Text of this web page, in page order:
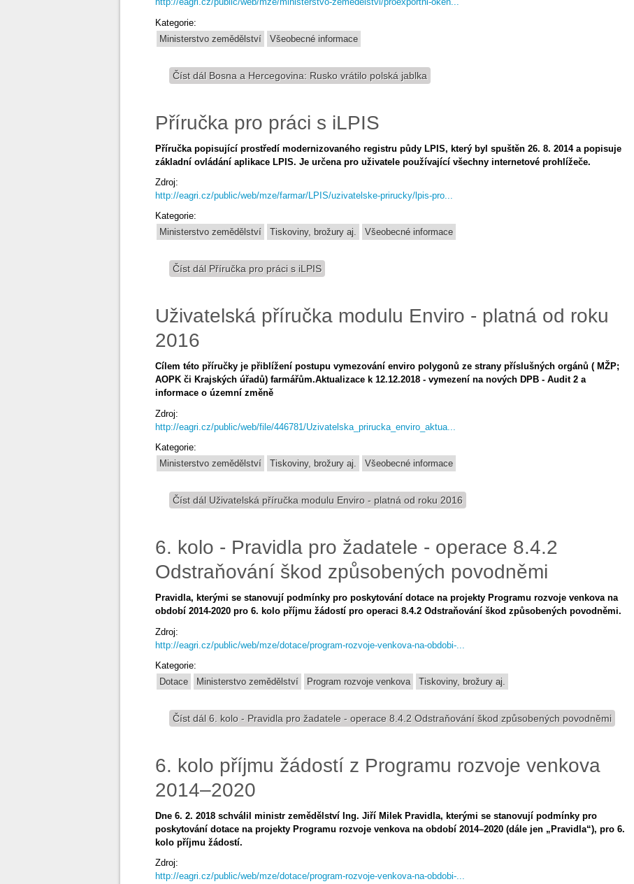
Kategorie:
Ministerstvo zemědělství
Všeobecné informace
Číst dál Bosna a Hercegovina: Rusko vrátilo polská jablka
Příručka pro práci s iLPIS
Příručka popisující prostředí modernizovaného registru půdy LPIS, který byl spuštěn 26. 8. 2014 a popisuje
základní ovládání aplikace LPIS. Je určena pro uživatele používající všechny internetové prohlížeče.
Zdroj:
http://eagri.cz/public/web/mze/farmar/LPIS/uzivatelske-prirucky/lpis-pro...
Kategorie:
Ministerstvo zemědělství
Tiskoviny, brožury aj. Všeobecné informace
Číst dál Příručka pro práci s iLPIS
Uživatelská příručka modulu Enviro - platná od roku
2016
Cílem této příručky je přiblížení postupu vymezování enviro polygonů ze strany příslušných orgánů ( MŽP;
AOPK či Krajských úřadů) farmářům.Aktualizace k 12.12.2018 - vymezení na nových DPB - Audit 2 a
informace o územní změně
Zdroj:
http://eagri.cz/public/web/file/446781/Uzivatelska_prirucka_enviro_aktua...
Kategorie:
Ministerstvo zemědělství
Tiskoviny, brožury aj. Všeobecné informace
Číst dál Uživatelská příručka modulu Enviro - platná od roku 2016
6. kolo - Pravidla pro žadatele - operace 8.4.2
Odstraňování škod způsobených povodněmi
Pravidla, kterými se stanovují podmínky pro poskytování dotace na projekty Programu rozvoje venkova na
období 2014-2020 pro 6. kolo příjmu žádostí pro operaci 8.4.2 Odstraňování škod způsobených povodněmi.
Zdroj:
http://eagri.cz/public/web/mze/dotace/program-rozvoje-venkova-na-obdobi-...
Kategorie:
Dotace
Ministerstvo zemědělství Program rozvoje venkova Tiskoviny, brožury aj.
Číst dál 6. kolo - Pravidla pro žadatele - operace 8.4.2 Odstraňování škod způsobených povodněmi
6. kolo příjmu žádostí z Programu rozvoje venkova
2014–2020
Dne 6. 2. 2018 schválil ministr zemědělství Ing. Jiří Milek Pravidla, kterými se stanovují podmínky pro
poskytování dotace na projekty Programu rozvoje venkova na období 2014–2020 (dále jen „Pravidla“), pro 6.
kolo příjmu žádostí.
Zdroj:
http://eagri.cz/public/web/mze/dotace/program-rozvoje-venkova-na-obdobi-...